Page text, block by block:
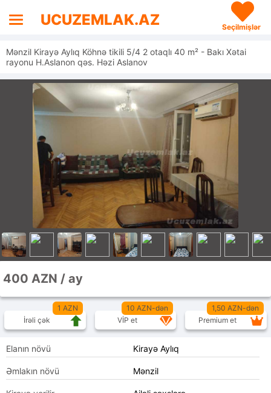
UCUZEMLAK.AZ Seçilmişlər
Mənzil Kirayə Aylıq Köhnə tikili 5/4 2 otaqlı 40 m² - Bakı Xətai
rayonu H.Aslanon qəs. Həzi Aslanov
400 AZN / ay
1 AZN
İrəli çək
10 AZN-dən
VİP et
1,50 AZN-dən
Premium et
Elanın növü Kirayə Aylıq
Əmlakın növü Mənzil